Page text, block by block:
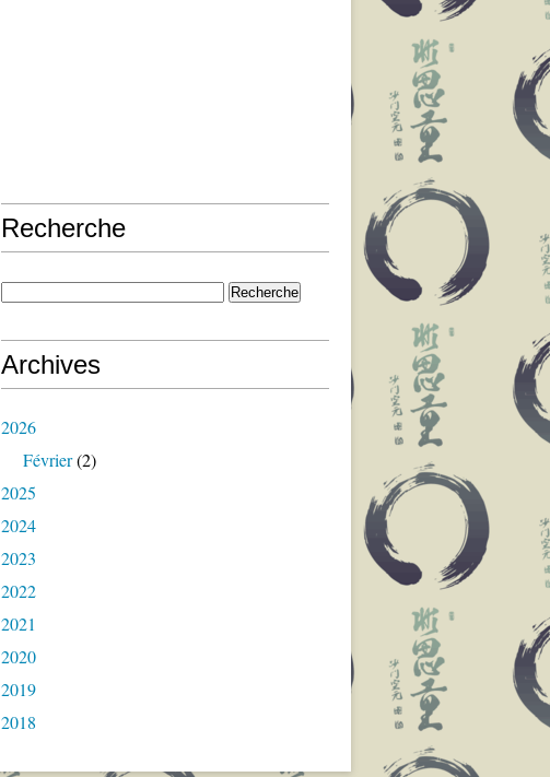
Recherche
Archives
2026
Février(2)
2025
2024
2023
2022
2021
2020
2019
2018